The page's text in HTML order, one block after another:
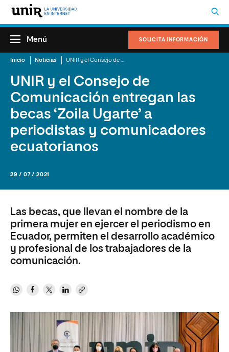
SOLICITA INFORMACIÓN
Menú
Inicio Noticias
UNIR y el Consejo de
Comunicación entregan las
becas ‘Zoila Ugarte’ a
periodistas y comunicadores
ecuatorianos
29 / 07 / 2021
Las becas, que llevan el nombre de la
primera mujer en ejercer el periodismo en
Ecuador, permiten el desarrollo académico
y profesional de los trabajadores de la
comunicación.